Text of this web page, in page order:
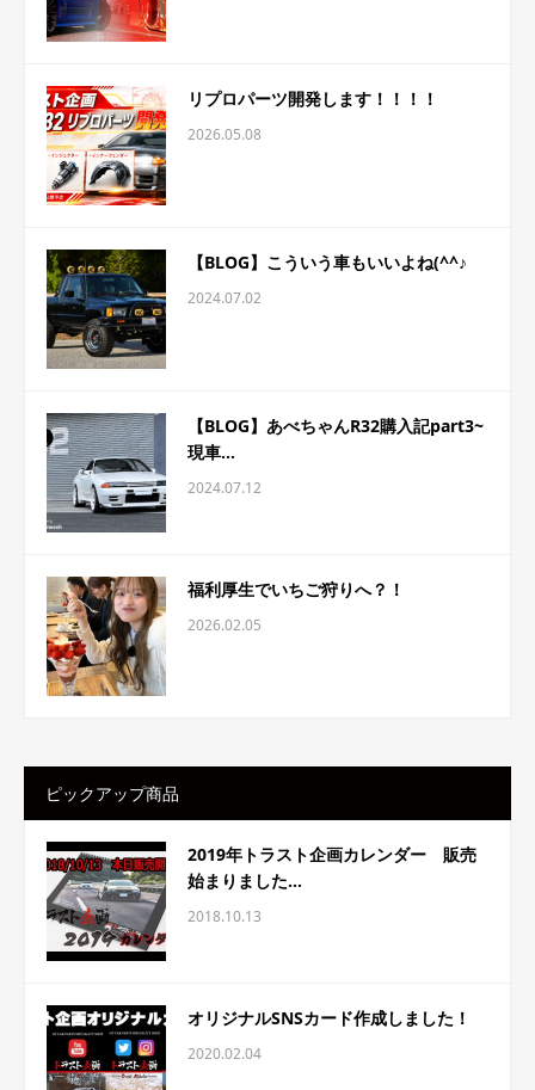
リプロパーツ開発します！！！！
2026.05.08
【BLOG】こういう車もいいよね(^^♪
2024.07.02
【BLOG】あべちゃんR32購入記part3~
現車...
2024.07.12
福利厚生でいちご狩りへ？！
2026.02.05
ピックアップ商品
2019年トラスト企画カレンダー 販売
始まりました...
2018.10.13
オリジナルSNSカード作成しました！
2020.02.04